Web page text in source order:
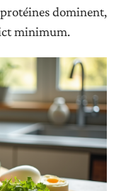
dominent,
minimum.